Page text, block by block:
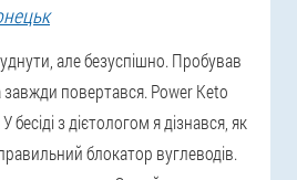
але безуспішно. Пробував
завжди повертався. Power Keto
бесіді з дієтологом я дізнався, як
блокатор вуглеводів.